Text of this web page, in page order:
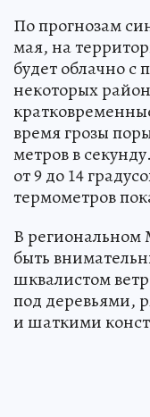
По прогнозам
мая, на
будет облачно
некоторых
время грозы
метров в
от 9 до 14
термометров
В региональном
быть
шквалистом
под деревьями,
и шаткими